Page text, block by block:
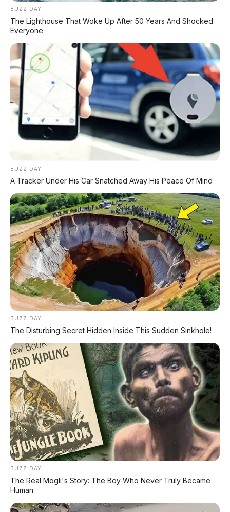
⚡ Xpeng GX: SUV Full-Size Premium
⚡ MG 07: Sedan Fastback Listrik 845 Km
dengan Harga Mulai Rp322 Juta
⚡ MG 4X: SUV Listrik Kompak dengan
Baterai Semi-Solid-State & Range 610
Km
PROMO TERBATAS!
MILIKI MOBIL IMPIAN
KREDIT MOBIL
✔ TANPA DP
✔ GRATIS ANGSURAN 1X
✔ GRATIS BALIK NAMA
CEK UNIT SEKARANG
PROMO MINGGU INI
KREDIT MOTOR
SEMUA MEREK
100RBNETT
✅Honda, Yamaha, Suzuki, Kawasaki
BUZZ DAY
The Lighthouse That Woke Up After 50 Years And Shocked
Everyone
BUZZ DAY
A Tracker Under His Car Snatched Away His Peace Of Mind
BUZZ DAY
The Disturbing Secret Hidden Inside This Sudden Sinkhole!
BUZZ DAY
The Real Mogli's Story: The Boy Who Never Truly Became
Human